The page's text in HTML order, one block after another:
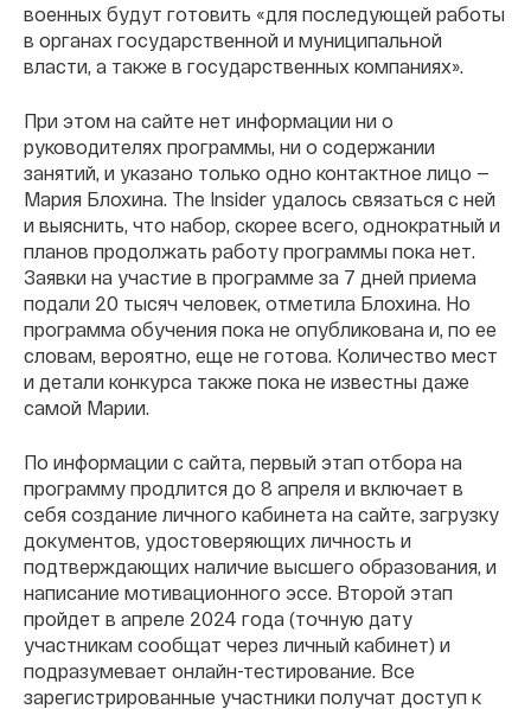
военных будут готовить «для последующей работы
в органах государственной и муниципальной
власти, а также в государственных компаниях».
При этом на сайте нет информации ни о
руководителях программы, ни о содержании
занятий, и указано только одно контактное лицо —
Мария Блохина. The Insider удалось связаться с ней
и выяснить, что набор, скорее всего, однократный и
планов продолжать работу программы пока нет.
Заявки на участие в программе за 7 дней приема
подали 20 тысяч человек, отметила Блохина. Но
программа обучения пока не опубликована и, по ее
словам, вероятно, еще не готова. Количество мест
и детали конкурса также пока не известны даже
самой Марии.
По информации с сайта, первый этап отбора на
программу продлится до 8 апреля и включает в
себя создание личного кабинета на сайте, загрузку
документов, удостоверяющих личность и
подтверждающих наличие высшего образования, и
написание мотивационного эссе. Второй этап
пройдет в апреле 2024 года (точную дату
участникам сообщат через личный кабинет) и
подразумевает онлайн-тестирование. Все
зарегистрированные участники получат доступ к